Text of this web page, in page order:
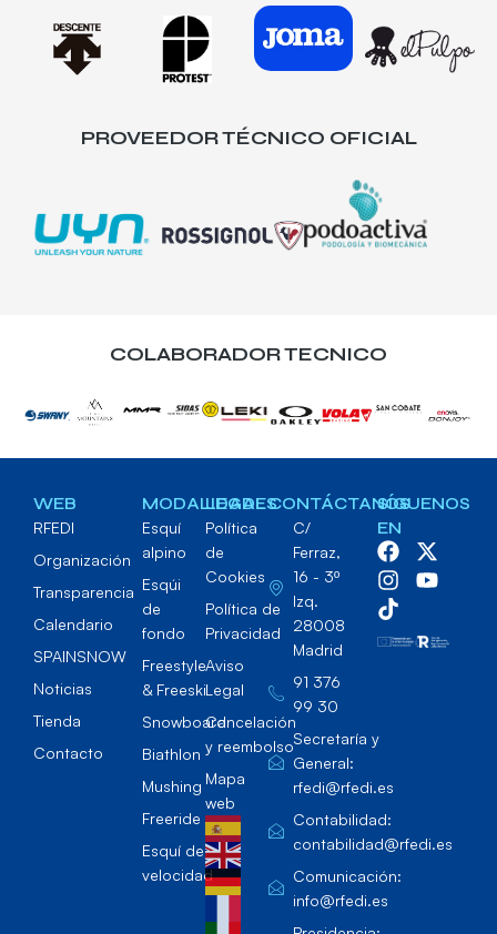
PROVEEDOR TÉCNICO OFICIAL
COLABORADOR TECNICO
WEB
RFEDI
Organización
Transparencia
Calendario
SPAINSNOW
Noticias
Tienda
Contacto
MODALIDADES
Esquí
alpino
Esqúi
de
fondo
Freestyle
& Freeski
Snowboard
Biathlon
Mushing
Freeride
Esquí de
velocidad
LEGAL
Política
de
Cookies
Política de
Privacidad
Aviso
Legal
Cancelación
y reembolso
Mapa
web
CONTÁCTANOS
C/
Ferraz,
16 - 3º
Izq.
28008
Madrid
91 376
99 30
Secretaría y
General:
rfedi@rfedi.es
Contabilidad:
contabilidad@rfedi.es
Comunicación:
info@rfedi.es
SÍGUENOS
EN